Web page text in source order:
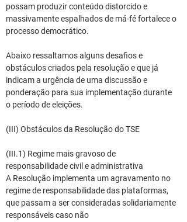
possam produzir conteúdo distorcido e
massivamente espalhados de má-fé fortalece o
processo democrático.
Abaixo ressaltamos alguns desafios e
obstáculos criados pela resolução e que já
indicam a urgência de uma discussão e
ponderação para sua implementação durante
o período de eleições.
(III) Obstáculos da Resolução do TSE
(III.1) Regime mais gravoso de
responsabilidade civil e administrativa
A Resolução implementa um agravamento no
regime de responsabilidade das plataformas,
que passam a ser consideradas solidariamente
responsáveis caso não